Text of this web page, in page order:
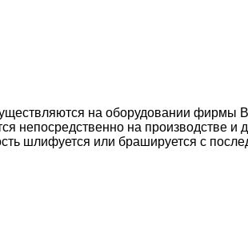
на оборудовании фирмы
непосредственно на производстве и
шлифуется или брашируется с